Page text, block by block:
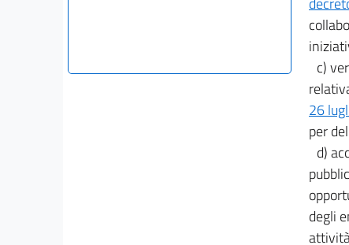
c)
26
per
d)
degli